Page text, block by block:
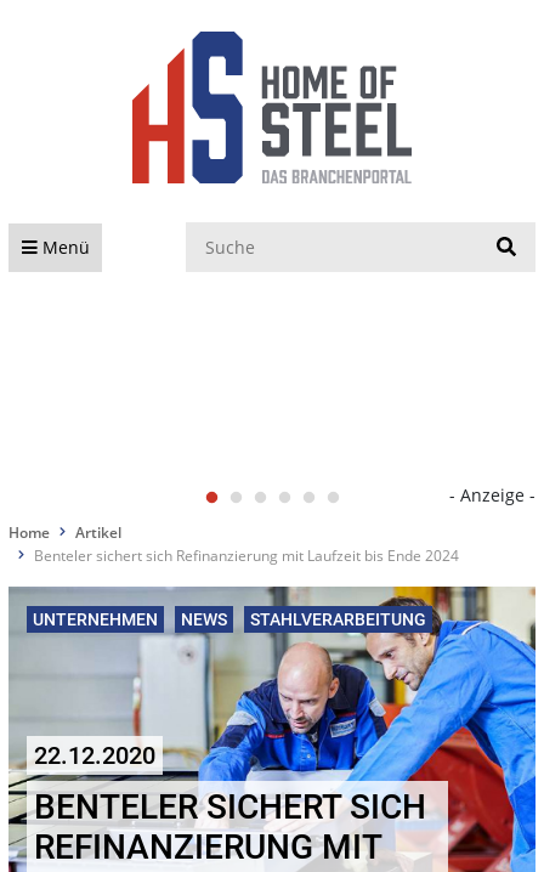
Menü
- Anzeige -
Home
Artikel
Benteler sichert sich Refinanzierung mit Laufzeit bis Ende 2024
UNTERNEHMEN NEWS STAHLVERARBEITUNG
22.12.2020
BENTELER SICHERT SICH
REFINANZIERUNG MIT